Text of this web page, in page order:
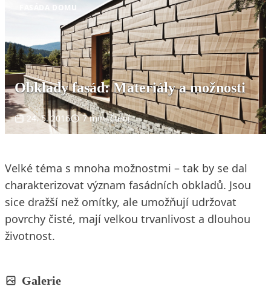
FASÁDA DOMU
Obklady fasád: Materiály a možnosti
24. 5. 2016 7 min. čtení
Velké téma s mnoha možnostmi – tak by se dal
charakterizovat význam fasádních obkladů. Jsou
sice dražší než omítky, ale umožňují udržovat
povrchy čisté, mají velkou trvanlivost a dlouhou
životnost.
Galerie